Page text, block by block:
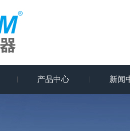
产品中心 新闻